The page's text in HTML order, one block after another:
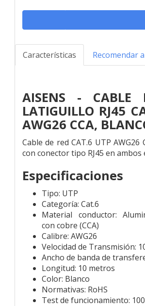
Características Recomendar
AISENS - CABLE
LATIGUILLO RJ45
AWG26 CCA,
Cable de red CAT.6 UTP AWG26
con conector tipo RJ45 en ambos
Especificaciones
Tipo: UTP
Categoría: Cat.6
Material conductor:
con cobre (CCA)
Calibre: AWG26
Velocidad de Transmisión:
Ancho de banda de
Longitud: 10 metros
Color: Blanco
Normativas: RoHS
Test de funcionamiento: